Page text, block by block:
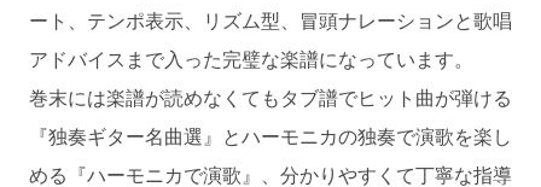
ート、テンポ表示、リズム型、冒頭ナレーションと歌唱
アドバイスまで入った完璧な楽譜になっています。
巻末には楽譜が読めなくてもタブ譜でヒット曲が弾ける
『独奏ギター名曲選』とハーモニカの独奏で演歌を楽し
める『ハーモニカで演歌』、分かりやすくて丁寧な指導